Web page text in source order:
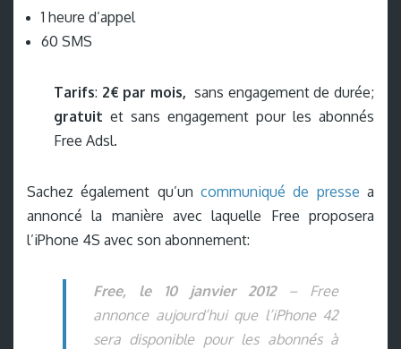
1 heure d’appel
60 SMS
Tarifs: 2€ par mois, sans engagement de durée;
gratuit et sans engagement pour les abonnés
Free Adsl.
Sachez également qu’un communiqué de presse a
annoncé la manière avec laquelle Free proposera
l’iPhone 4S avec son abonnement:
Free, le 10 janvier 2012– Free
annonce aujourd’hui que l’iPhone 42
sera disponible pour les abonnés à